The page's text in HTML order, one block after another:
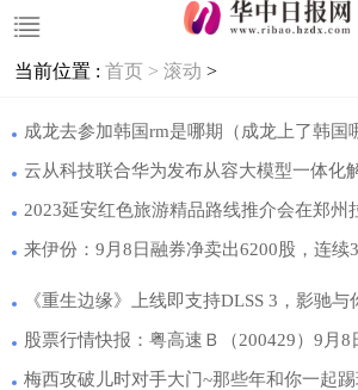
当前位置 : 首页 > 滚动 >
成龙去参加韩国rm是哪期（成龙上了韩国
云从科技联合华为发布从容大模型一体化
2023延安红色旅游精品路线推介会在郑州
来伊份：9月8日融券净卖出6200股，连续3日
《重生边缘》上线即支持DLSS 3，影驰与
股票行情快报：粤高速Ｂ（200429）9月8日主
梅西攻破儿时对手大门~那些年和你一起踢球